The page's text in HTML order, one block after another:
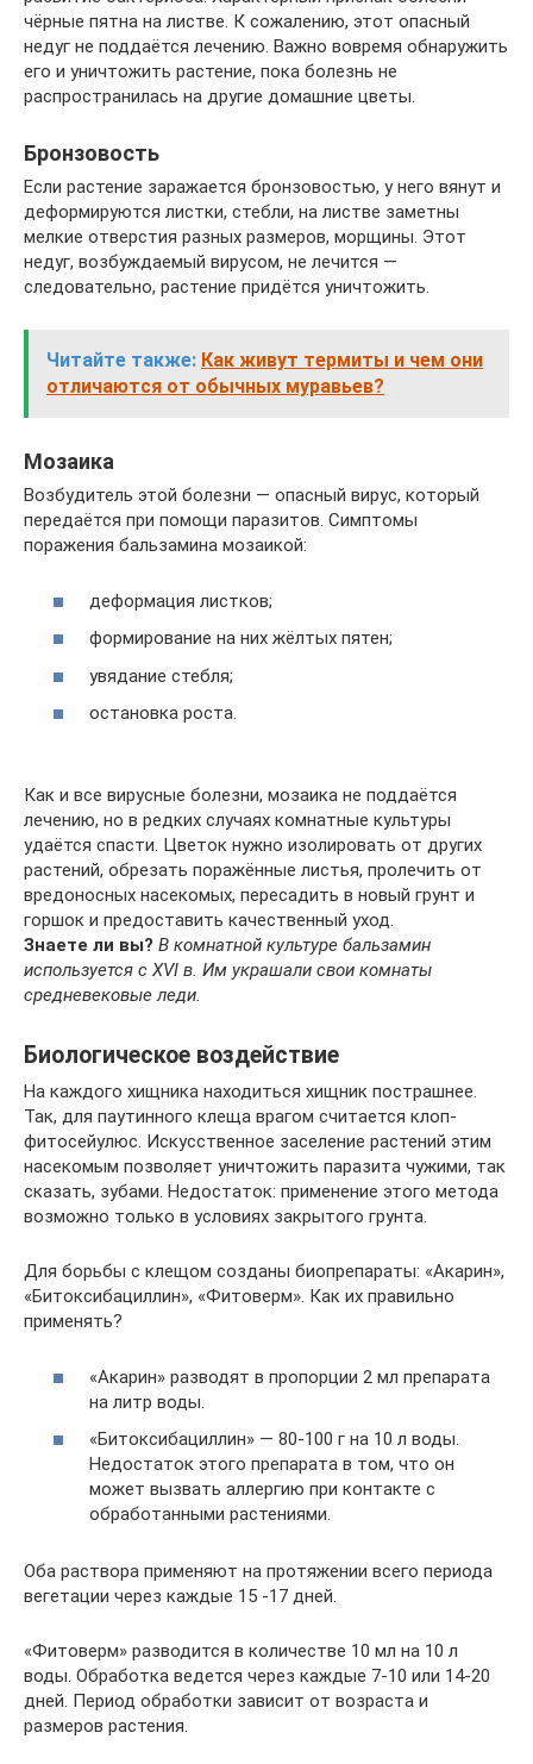
чёрные пятна на листве. К сожалению, этот опасный
недуг не поддаётся лечению. Важно вовремя обнаружить
его и уничтожить растение, пока болезнь не
распространилась на другие домашние цветы.
Бронзовость
Если растение заражается бронзовостью, у него вянут и
деформируются листки, стебли, на листве заметны
мелкие отверстия разных размеров, морщины. Этот
недуг, возбуждаемый вирусом, не лечится —
следовательно, растение придётся уничтожить.
Читайте также: Как живут термиты и чем они
отличаются от обычных муравьев?
Мозаика
Возбудитель этой болезни — опасный вирус, который
передаётся при помощи паразитов. Симптомы
поражения бальзамина мозаикой:
деформация листков;
формирование на них жёлтых пятен;
увядание стебля;
остановка роста.
Как и все вирусные болезни, мозаика не поддаётся
лечению, но в редких случаях комнатные культуры
удаётся спасти. Цветок нужно изолировать от других
растений, обрезать поражённые листья, пролечить от
вредоносных насекомых, пересадить в новый грунт и
горшок и предоставить качественный уход.
Знаете ли вы? В комнатной культуре бальзамин
используется с XVI в. Им украшали свои комнаты
средневековые леди.
Биологическое воздействие
На каждого хищника находиться хищник пострашнее.
Так, для паутинного клеща врагом считается клоп-
фитосейулюс. Искусственное заселение растений этим
насекомым позволяет уничтожить паразита чужими, так
сказать, зубами. Недостаток: применение этого метода
возможно только в условиях закрытого грунта.
Для борьбы с клещом созданы биопрепараты: «Акарин»,
«Битоксибациллин», «Фитоверм». Как их правильно
применять?
«Акарин» разводят в пропорции 2 мл препарата
на литр воды.
«Битоксибациллин» — 80-100 г на 10 л воды.
Недостаток этого препарата в том, что он
может вызвать аллергию при контакте с
обработанными растениями.
Оба раствора применяют на протяжении всего периода
вегетации через каждые 15 -17 дней.
«Фитоверм» разводится в количестве 10 мл на 10 л
воды. Обработка ведется через каждые 7-10 или 14-20
дней. Период обработки зависит от возраста и
размеров растения.